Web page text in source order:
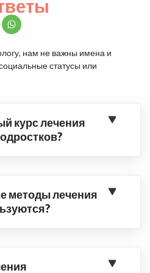
нам не важны имена и
статусы или
курс лечения
методы лечения